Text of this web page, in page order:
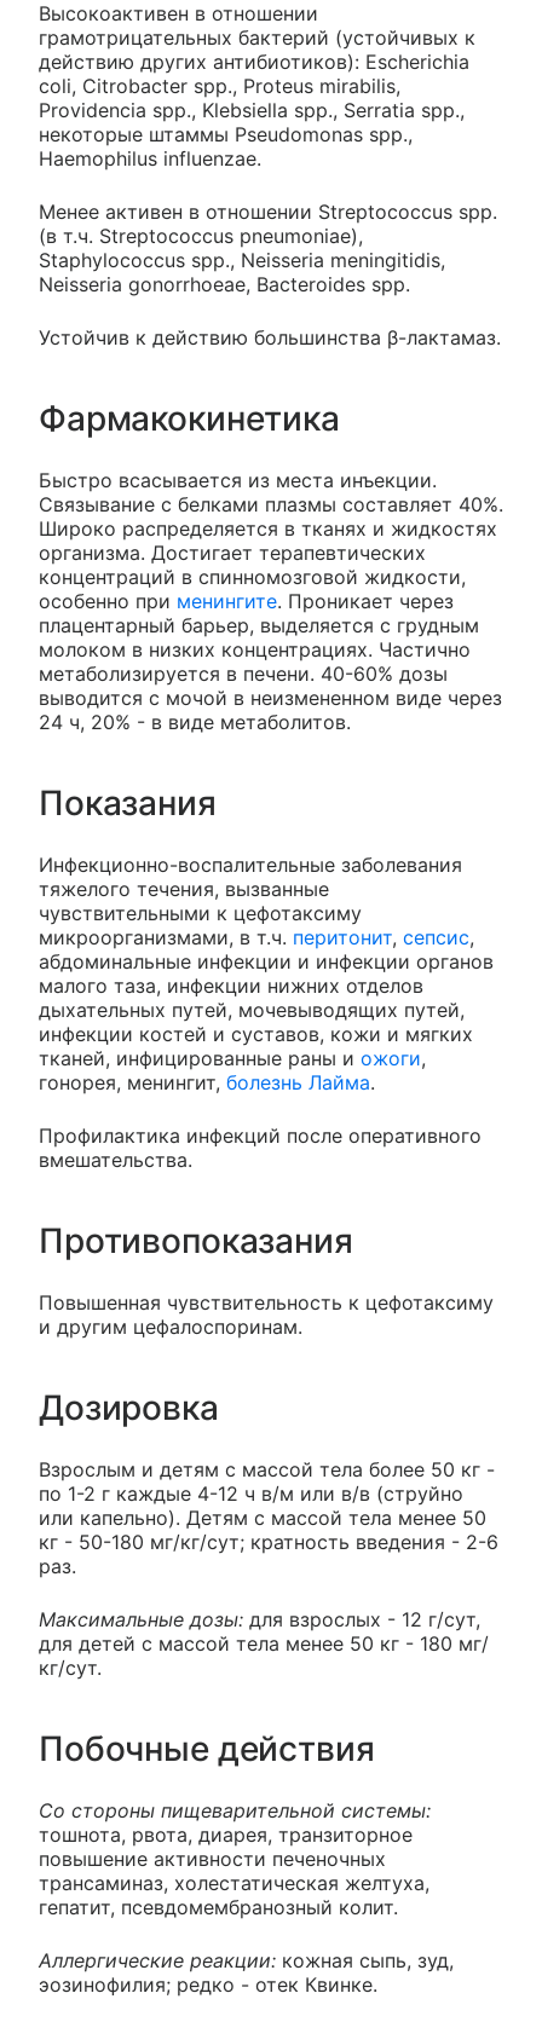
Высокоактивен в отношении
грамотрицательных бактерий (устойчивых к
действию других антибиотиков): Escherichia
coli, Citrobacter spp., Proteus mirabilis,
Providencia spp., Klebsiella spp., Serratia spp.,
некоторые штаммы Pseudomonas spp.,
Haemophilus influenzae.
Менее активен в отношении Streptococcus spp.
(в т.ч. Streptococcus pneumoniae),
Staphylococcus spp., Neisseria meningitidis,
Neisseria gonorrhoeae, Bacteroides spp.
Устойчив к действию большинства β-лактамаз.
Фармакокинетика
Быстро всасывается из места инъекции.
Связывание с белками плазмы составляет 40%.
Широко распределяется в тканях и жидкостях
организма. Достигает терапевтических
концентраций в спинномозговой жидкости,
особенно при менингите. Проникает через
плацентарный барьер, выделяется с грудным
молоком в низких концентрациях. Частично
метаболизируется в печени. 40-60% дозы
выводится с мочой в неизмененном виде через
24 ч, 20% - в виде метаболитов.
Показания
Инфекционно-воспалительные заболевания
тяжелого течения, вызванные
чувствительными к цефотаксиму
микроорганизмами, в т.ч. перитонит, сепсис,
абдоминальные инфекции и инфекции органов
малого таза, инфекции нижних отделов
дыхательных путей, мочевыводящих путей,
инфекции костей и суставов, кожи и мягких
тканей, инфицированные раны и ожоги,
гонорея, менингит, болезнь Лайма.
Профилактика инфекций после оперативного
вмешательства.
Противопоказания
Повышенная чувствительность к цефотаксиму
и другим цефалоспоринам.
Дозировка
Взрослым и детям с массой тела более 50 кг -
по 1-2 г каждые 4-12 ч в/м или в/в (струйно
или капельно). Детям с массой тела менее 50
кг - 50-180 мг/кг/сут; кратность введения - 2-6
раз.
Максимальные дозы: для взрослых - 12 г/сут,
для детей с массой тела менее 50 кг - 180 мг/
кг/сут.
Побочные действия
Со стороны пищеварительной системы:
тошнота, рвота, диарея, транзиторное
повышение активности печеночных
трансаминаз, холестатическая желтуха,
гепатит, псевдомембранозный колит.
Аллергические реакции: кожная сыпь, зуд,
эозинофилия; редко - отек Квинке.